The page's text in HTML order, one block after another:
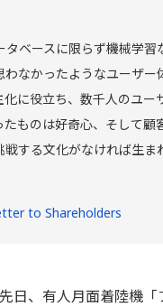
タベースに限らず機械学習
わなかったようなユーザー
化に役立ち、数千人のユー
たものは好奇心、そして顧
戦する文化がなければ生ま
to Shareholders
日、有人月面着陸機「